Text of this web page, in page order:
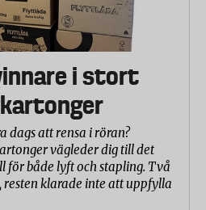
i stort
dags att rensa i röran?
vägleder dig till det
för både lyft och stapling. Två
klarade inte att uppfylla